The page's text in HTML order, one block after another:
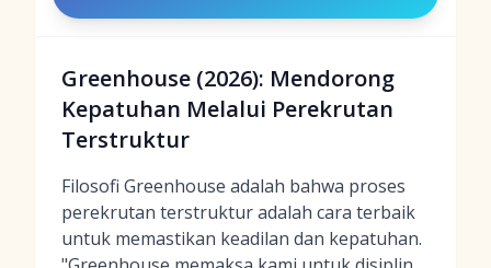
Greenhouse (2026): Mendorong
Kepatuhan Melalui Perekrutan
Terstruktur
Filosofi Greenhouse adalah bahwa proses
perekrutan terstruktur adalah cara terbaik
untuk memastikan keadilan dan kepatuhan.